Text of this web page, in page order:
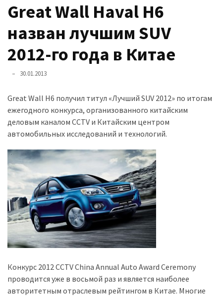
“як
злити
бензин”
Scania
найсучасніші
для
військових
Нова
Prelude:
гібридний
камбек
MOST
USED
CATEGORIES
авто
(6 037)
Great Wall Haval H6
назван лучшим SUV
2012-го года в Китае
30.01.2013
Great Wall H6 получил титул «Лучший SUV 2012» по итогам
ежегодного конкурса, организованного китайским
деловым каналом CCTV и Китайским центром
автомобильных исследований и технологий.
Конкурс 2012 CCTV China Annual Auto Award Ceremony
проводится уже в восьмой раз и является наиболее
авторитетным отраслевым рейтингом в Китае. Многие